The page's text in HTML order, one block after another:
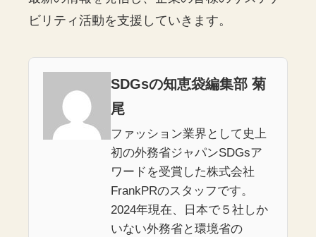
ビリティ活動を支援していきます。
SDGsの知恵袋編集部 菊
尾
ファッション業界として史上
初の外務省ジャパンSDGsア
ワードを受賞した株式会社
FrankPRのスタッフです。
2024年現在、日本で５社しか
いない外務省と環境省の